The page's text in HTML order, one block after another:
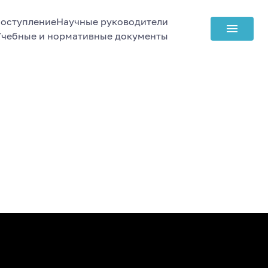
Научные руководители
и нормативные документы